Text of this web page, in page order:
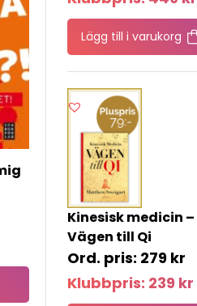
Lägg till i varukorg
Kinesisk medicin –
Vägen till Qi
279 kr
Klubbpris: 239 kr